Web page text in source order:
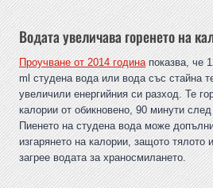
Водата увеличава горенето на
Проучване от 2014 годинапоказва, че
ml студена вода или вода със стайна
увеличили енергийния си разход. Те
калории от обикновено, 90 минути
Пиенето на студена вода може
изгарянето на калории, защото тялото
загрее водата за храносмилането.